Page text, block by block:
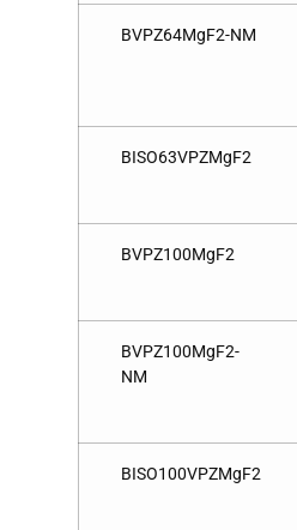
BVPZ64MgF2-NM
BISO63VPZMgF2
BVPZ100MgF2
BVPZ100MgF2-
NM
BISO100VPZMgF2